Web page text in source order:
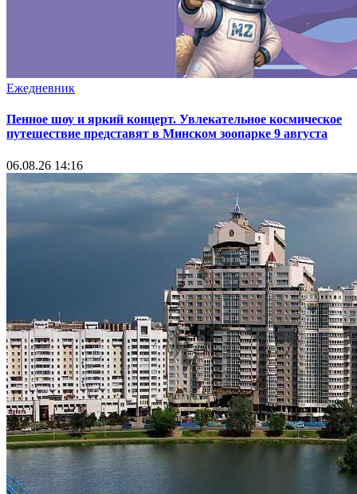
Ежедневник
Пенное шоу и яркий концерт. Увлекательное космическое
путешествие представят в Минском зоопарке 9 августа
06.08.26 14:16